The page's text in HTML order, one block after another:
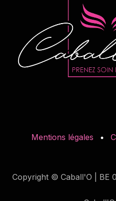
Mentions légales •
Copyright © Caball'O | BE